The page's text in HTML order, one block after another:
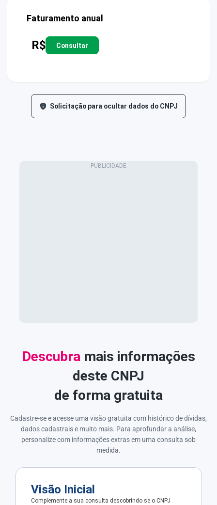
Faturamento anual
R$ Consultar
Solicitação para ocultar dados do CNPJ
Descubra mais informações
deste CNPJ
de forma gratuita
Cadastre-se e acesse uma visão gratuita com histórico de dívidas,
dados cadastrais e muito mais. Para aprofundar a análise,
personalize com informações extras em uma consulta sob
medida.
Visão Inicial
Complemente a sua consulta descobrindo se o CNPJ